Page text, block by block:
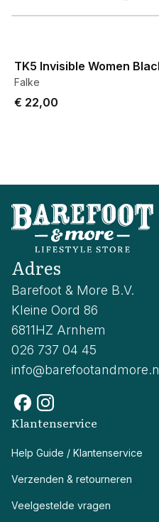
TK5 Invisible Women
Falke
€ 22,00
Adres
Barefoot & More B.V.
Kleine Oord 86
6811HZ Arnhem
026 737 04 45
Klantenservice
Help Guide / Klantenservice
Verzenden & retourneren
Veelgestelde vragen